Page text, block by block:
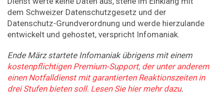
dem Schweizer Datenschutzgesetz und der
Datenschutz-Grundverordnung und werde hierzulande
entwickelt und gehostet, verspricht Infomaniak.
Ende März startete Infomaniak übrigens mit einem
kostenpflichtigen Premium-Support, der unter anderem
einen Notfalldienst mit garantierten Reaktionszeiten in
drei Stufen bieten soll. Lesen Sie hier mehr dazu.